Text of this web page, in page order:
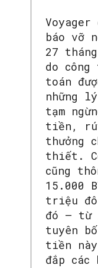
báo vỡ
27
do công
toán
những
tạm
tiền,
thưởng
thiết.
cũng
15.000
triệu
đó – từ
tuyên
tiền này
đắp các